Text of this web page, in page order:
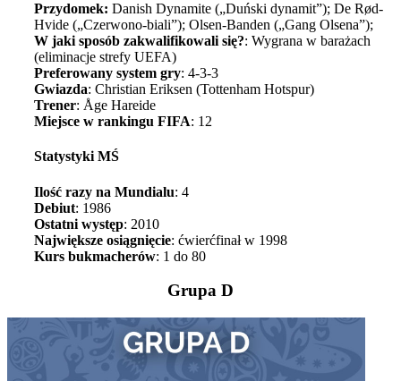
Przydomek: Danish Dynamite („Duński dynamit”); De Rød-
Hvide („Czerwono-biali”); Olsen-Banden („Gang Olsena”);
W jaki sposób zakwalifikowali się?: Wygrana w barażach
(eliminacje strefy UEFA)
Preferowany system gry: 4-3-3
Gwiazda: Christian Eriksen (Tottenham Hotspur)
Trener: Åge Hareide
Miejsce w rankingu FIFA: 12
Statystyki MŚ
Ilość razy na Mundialu: 4
Debiut: 1986
Ostatni występ: 2010
Największe osiągnięcie: ćwierćfinał w 1998
Kurs bukmacherów: 1 do 80
Grupa D